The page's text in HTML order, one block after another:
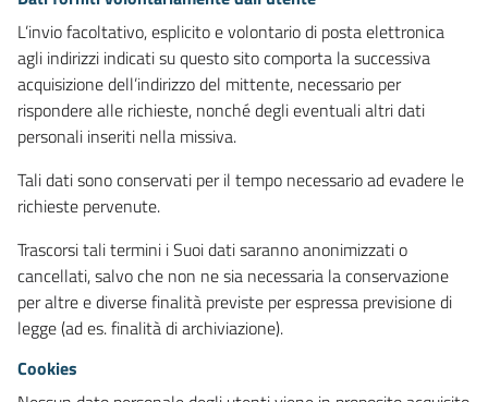
L’invio facoltativo, esplicito e volontario di posta elettronica
agli indirizzi indicati su questo sito comporta la successiva
acquisizione dell’indirizzo del mittente, necessario per
rispondere alle richieste, nonché degli eventuali altri dati
personali inseriti nella missiva.
Tali dati sono conservati per il tempo necessario ad evadere le
richieste pervenute.
Trascorsi tali termini i Suoi dati saranno anonimizzati o
cancellati, salvo che non ne sia necessaria la conservazione
per altre e diverse finalità previste per espressa previsione di
legge (ad es. finalità di archiviazione).
Cookies